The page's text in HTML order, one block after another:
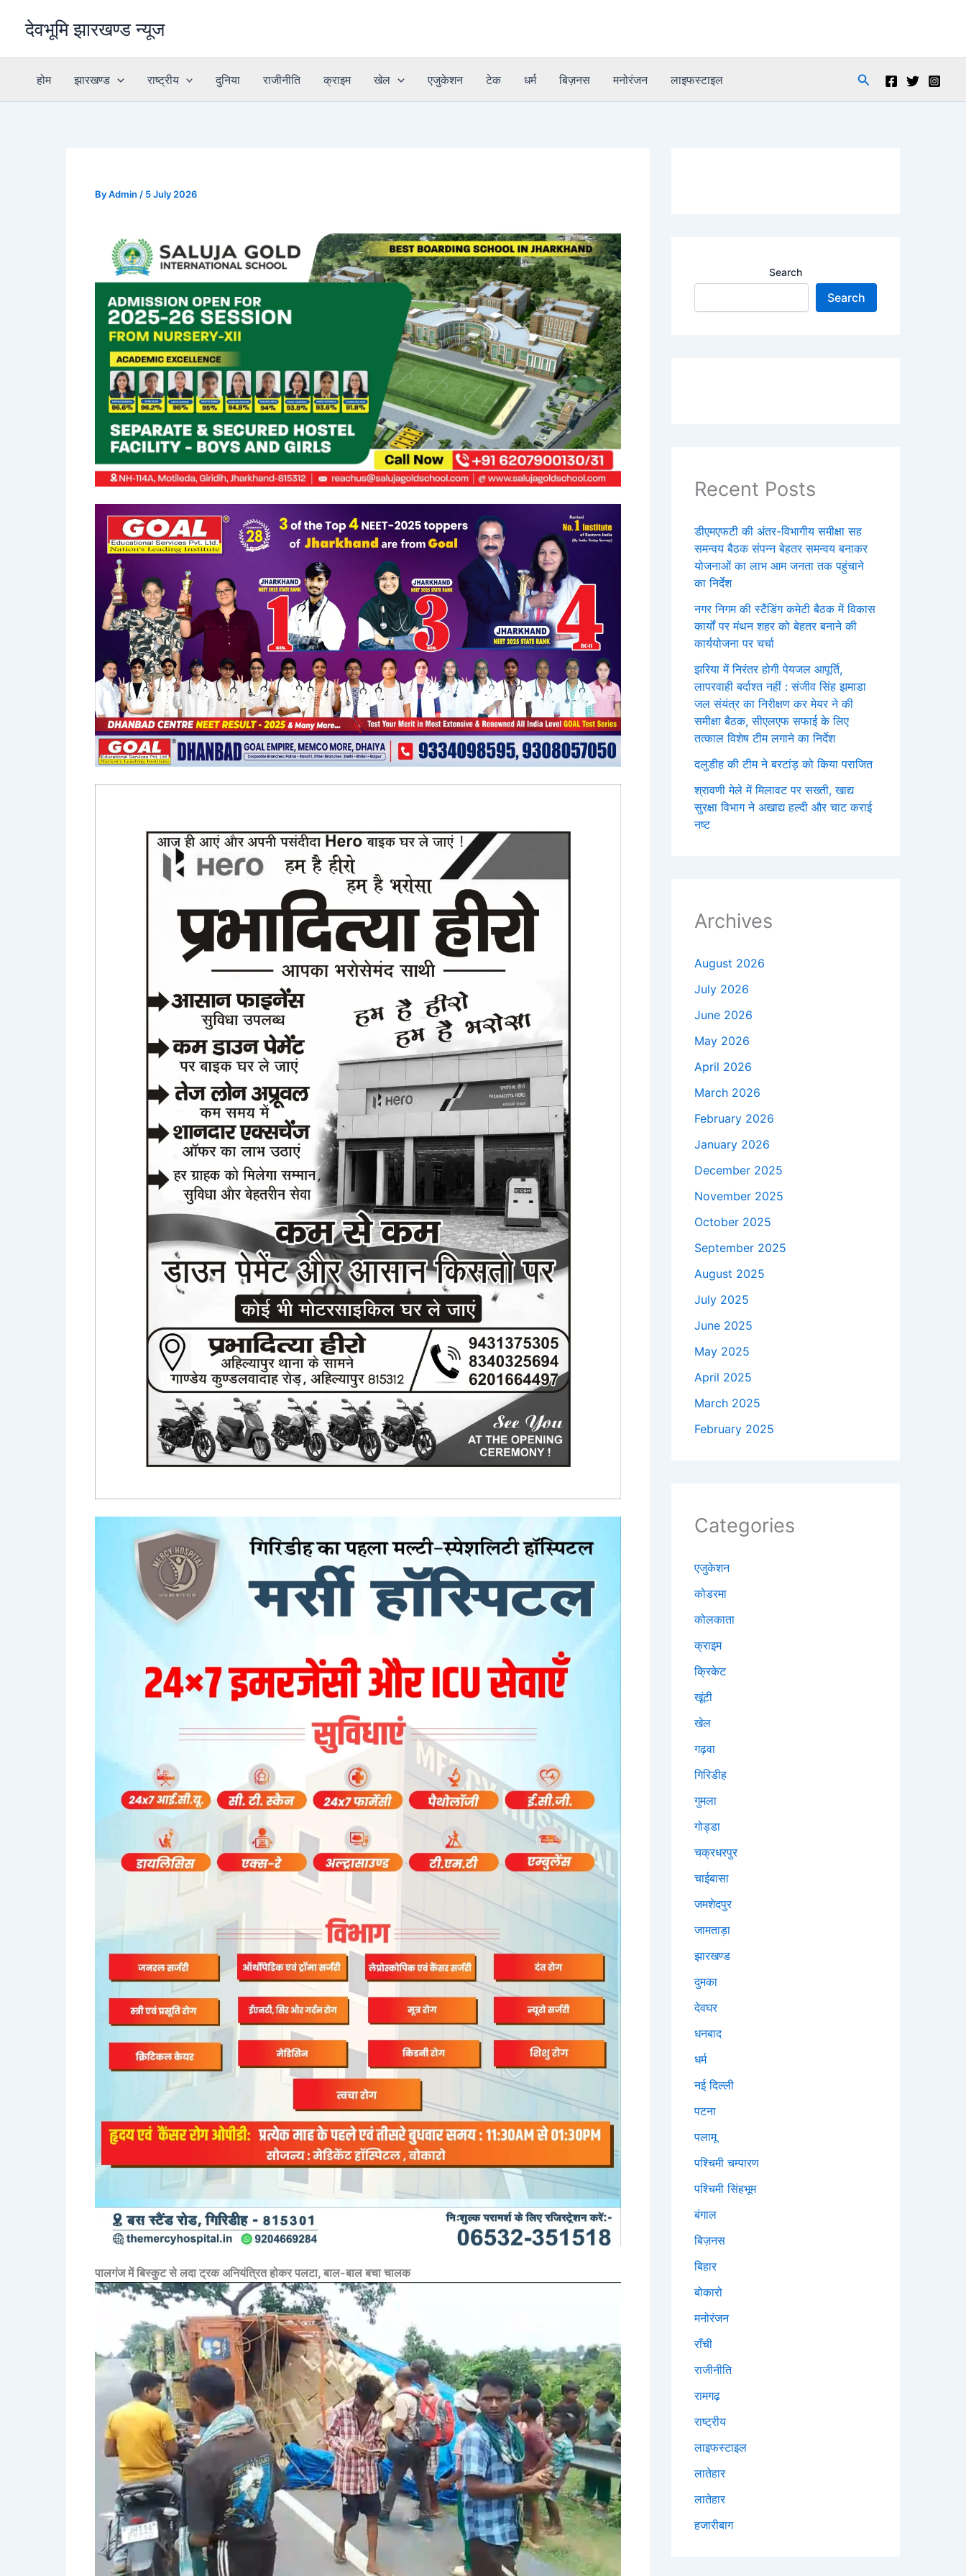
देवभूमि झारखण्ड न्यूज
होम झारखण्ड राष्ट्रीय दुनिया राजीनीति क्राइम खेल एजुकेशन टेक धर्म बिज़नस मनोरंजन लाइफस्टाइल Search
ByAdmin / 5 July 2026
पालगंज में बिस्कुट से लदा ट्रक अनियंत्रित होकर पलटा, बाल-बाल बचा चालक
Search
Search
Recent Posts
डीएमएफटी की अंतर-विभागीय समीक्षा सह
समन्वय बैठक संपन्न बेहतर समन्वय बनाकर
योजनाओं का लाभ आम जनता तक पहुंचाने
का निर्देश
नगर निगम की स्टैंडिंग कमेटी बैठक में विकास
कार्यों पर मंथन शहर को बेहतर बनाने की
कार्ययोजना पर चर्चा
झरिया में निरंतर होगी पेयजल आपूर्ति,
लापरवाही बर्दाश्त नहीं : संजीव सिंह झमाडा
जल संयंत्र का निरीक्षण कर मेयर ने की
समीक्षा बैठक, सीएलएफ सफाई के लिए
तत्काल विशेष टीम लगाने का निर्देश
दलुडीह की टीम ने बरटांड़ को किया पराजित
श्रावणी मेले में मिलावट पर सख्ती, खाद्य
सुरक्षा विभाग ने अखाद्य हल्दी और चाट कराई
नष्ट
Archives
August 2026
July 2026
June 2026
May 2026
April 2026
March 2026
February 2026
January 2026
December 2025
November 2025
October 2025
September 2025
August 2025
July 2025
June 2025
May 2025
April 2025
March 2025
February 2025
Categories
एजुकेशन
कोडरमा
कोलकाता
क्राइम
क्रिकेट
खूंटी
खेल
गढ़वा
गिरिडीह
गुमला
गोड्डा
चक्रधरपुर
चाईबासा
जमशेदपुर
जामताड़ा
झारखण्ड
दुमका
देवघर
धनबाद
धर्म
नई दिल्ली
पटना
पलामू
पश्चिमी चम्पारण
पश्चिमी सिंहभूम
बंगाल
बिज़नस
बिहार
बोकारो
मनोरंजन
राँची
राजीनीति
रामगढ़
राष्ट्रीय
लाइफस्टाइल
लातेहार
लातेहार
हजारीबाग